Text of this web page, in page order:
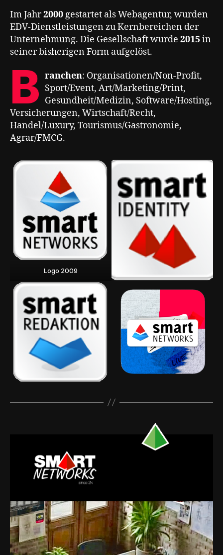
Im Jahr2000gestartet als Webagentur, wurden
EDV-Dienstleistungen zu Kernbereichen der
Unternehmung. Die Gesellschaft wurde 2015 in
seiner bisherigen Form aufgelöst.
B ranchen: Organisationen/Non-Profit,
Sport/Event, Art/Marketing/Print,
Gesundheit/Medizin, Software/Hosting,
Versicherungen, Wirtschaft/Recht,
Handel/Luxury, Tourismus/Gastronomie,
Agrar/FMCG.
Logo 2009